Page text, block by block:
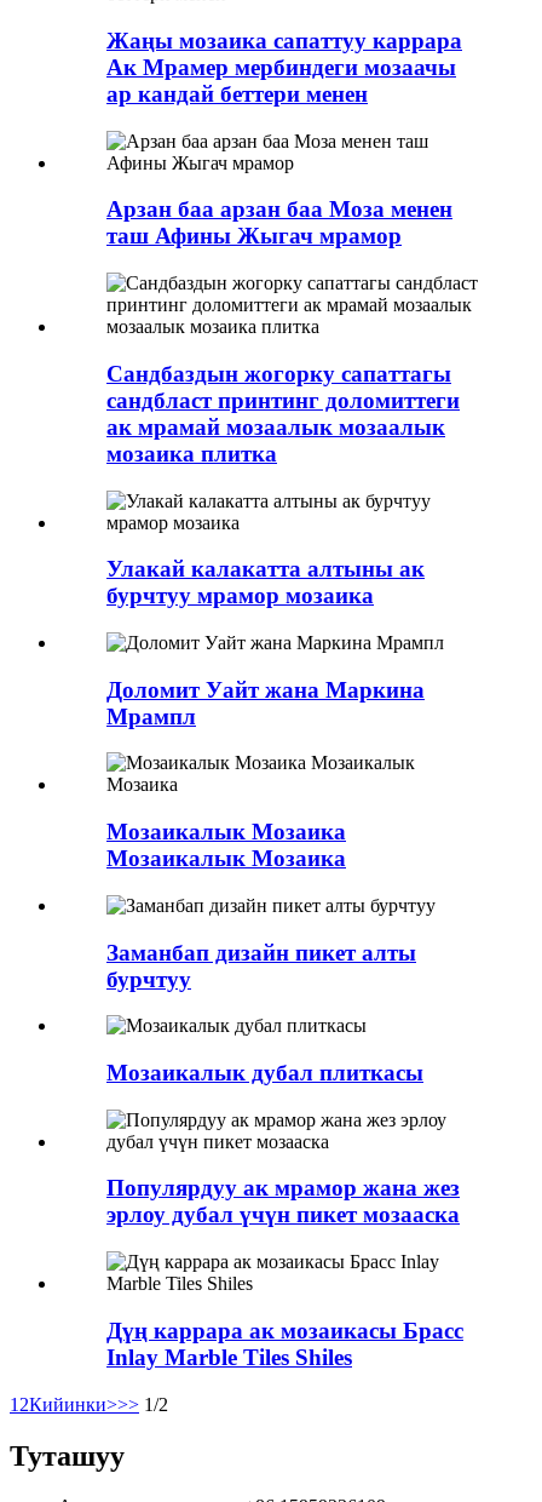
Жаңы мозаика сапаттуу каррара
Ак Мрамер мербиндеги мозаачы
ар кандай беттери менен
Арзан баа арзан баа Моза менен
таш Афины Жыгач мрамор
Сандбаздын жогорку сапаттагы
сандбласт принтинг доломиттеги
ак мрамай мозаалык мозаалык
мозаика плитка
Улакай калакатта алтыны ак
бурчтуу мрамор мозаика
Доломит Уайт жана Маркина
Мрампл
Мозаикалык Мозаика
Мозаикалык Мозаика
Заманбап дизайн пикет алты
бурчтуу
Мозаикалык дубал плиткасы
Популярдуу ак мрамор жана жез
эрлоу дубал үчүн пикет мозааска
Дүң каррара ак мозаикасы Брасс
Inlay Marble Tiles Shiles
1 2Кийинки>>> 1/2
Туташуу